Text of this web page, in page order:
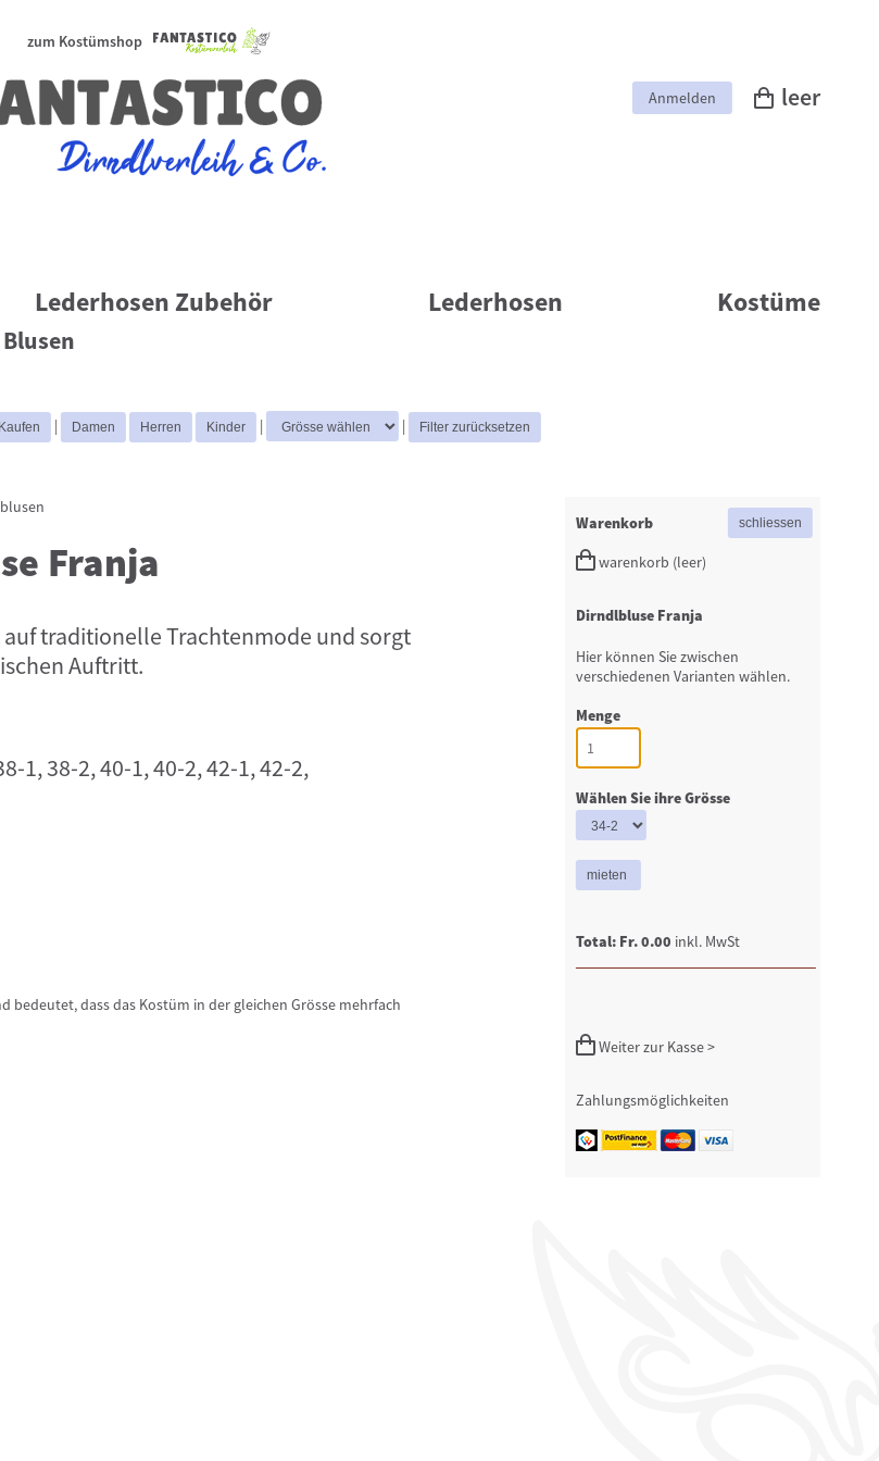
zum Kostümshop
leer
Anmelden
Lederhosen Zubehör Lederhosen Kostüme
| | |
Franja
auf traditionelle Trachtenmode und sorgt
Auftritt.
1, 38-2, 40-1, 40-2, 42-1, 42-2,
bedeutet, dass das Kostüm in der gleichen Grösse mehrfach
Warenkorb
warenkorb (leer)
Dirndlbluse Franja
Hier können Sie zwischen
verschiedenen Varianten wählen.
Menge
Wählen Sie ihre Grösse
Total: Fr. 0.00 inkl. MwSt
Weiter zur Kasse >
Zahlungsmöglichkeiten